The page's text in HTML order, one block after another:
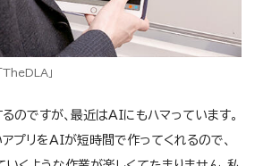
TheDLA」
のですが、最近はAIにもハマっています。
プリをAIが短時間で作ってくれるので、